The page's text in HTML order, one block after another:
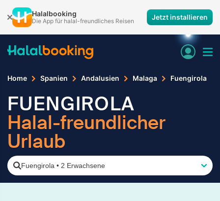
Halalbooking
Die App für halal-freundliches Reisen Jetzt installieren
Home Spanien Andalusien Malaga Fuengirola
FUENGIROLA
Halal-freundlicher
Urlaub
Fuengirola • 2 Erwachsene